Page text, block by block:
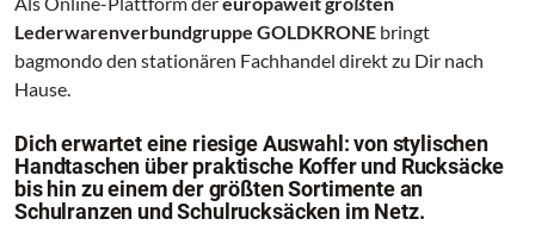
Lederwarenverbundgruppe GOLDKRONE bringt
bagmondo den stationären Fachhandel direkt zu Dir nach
Hause.
Dich erwartet eine riesige Auswahl: von stylischen
Handtaschen über praktische Koffer und Rucksäcke
bis hin zu einem der größten Sortimente an
Schulranzen und Schulrucksäcken im Netz.